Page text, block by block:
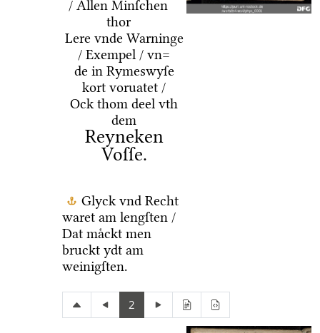
/ Allen Minſchen
thor
Lere vnde Warninge
/ Exempel / vn=
de in Rymeswyſe
kort voruatet /
Ock thom deel vth
dem
Reyneken
Voſſe.
Glyck vnd Recht
waret am lengſten /
Dat maͤckt men
bruckt ydt am
weinigſten.
2